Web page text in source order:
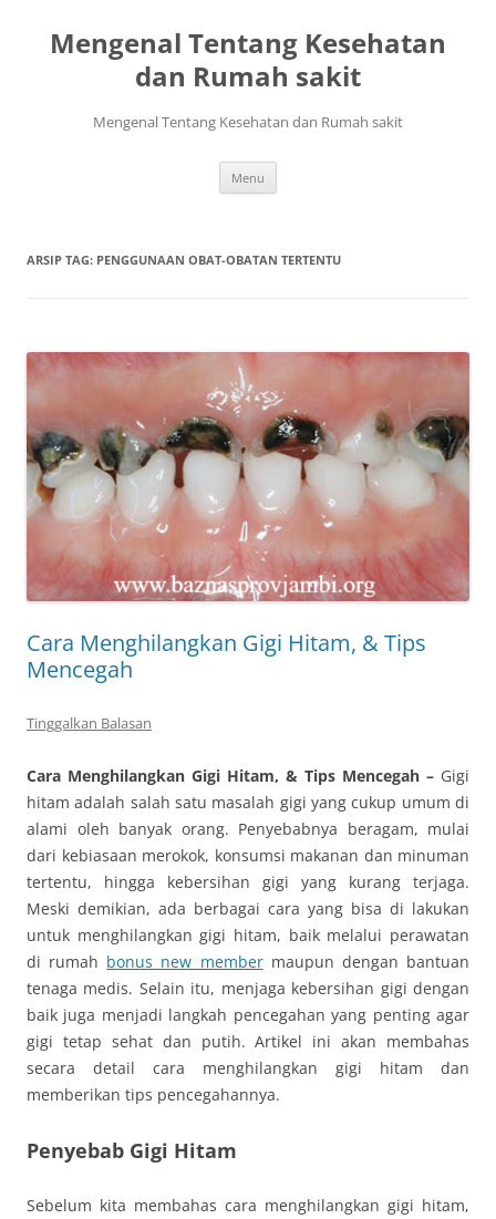
Mengenal Tentang Kesehatan
dan Rumah sakit
Mengenal Tentang Kesehatan dan Rumah sakit
Menu
ARSIP TAG: PENGGUNAAN OBAT-OBATAN TERTENTU
Cara Menghilangkan Gigi Hitam, & Tips
Mencegah
Tinggalkan Balasan
Cara Menghilangkan Gigi Hitam, & Tips Mencegah – Gigi
hitam adalah salah satu masalah gigi yang cukup umum di
alami oleh banyak orang. Penyebabnya beragam, mulai
dari kebiasaan merokok, konsumsi makanan dan minuman
tertentu, hingga kebersihan gigi yang kurang terjaga.
Meski demikian, ada berbagai cara yang bisa di lakukan
untuk menghilangkan gigi hitam, baik melalui perawatan
di rumah bonus new membermaupun dengan bantuan
tenaga medis. Selain itu, menjaga kebersihan gigi dengan
baik juga menjadi langkah pencegahan yang penting agar
gigi tetap sehat dan putih. Artikel ini akan membahas
secara detail cara menghilangkan gigi hitam dan
memberikan tips pencegahannya.
Penyebab Gigi Hitam
Sebelum kita membahas cara menghilangkan gigi hitam,